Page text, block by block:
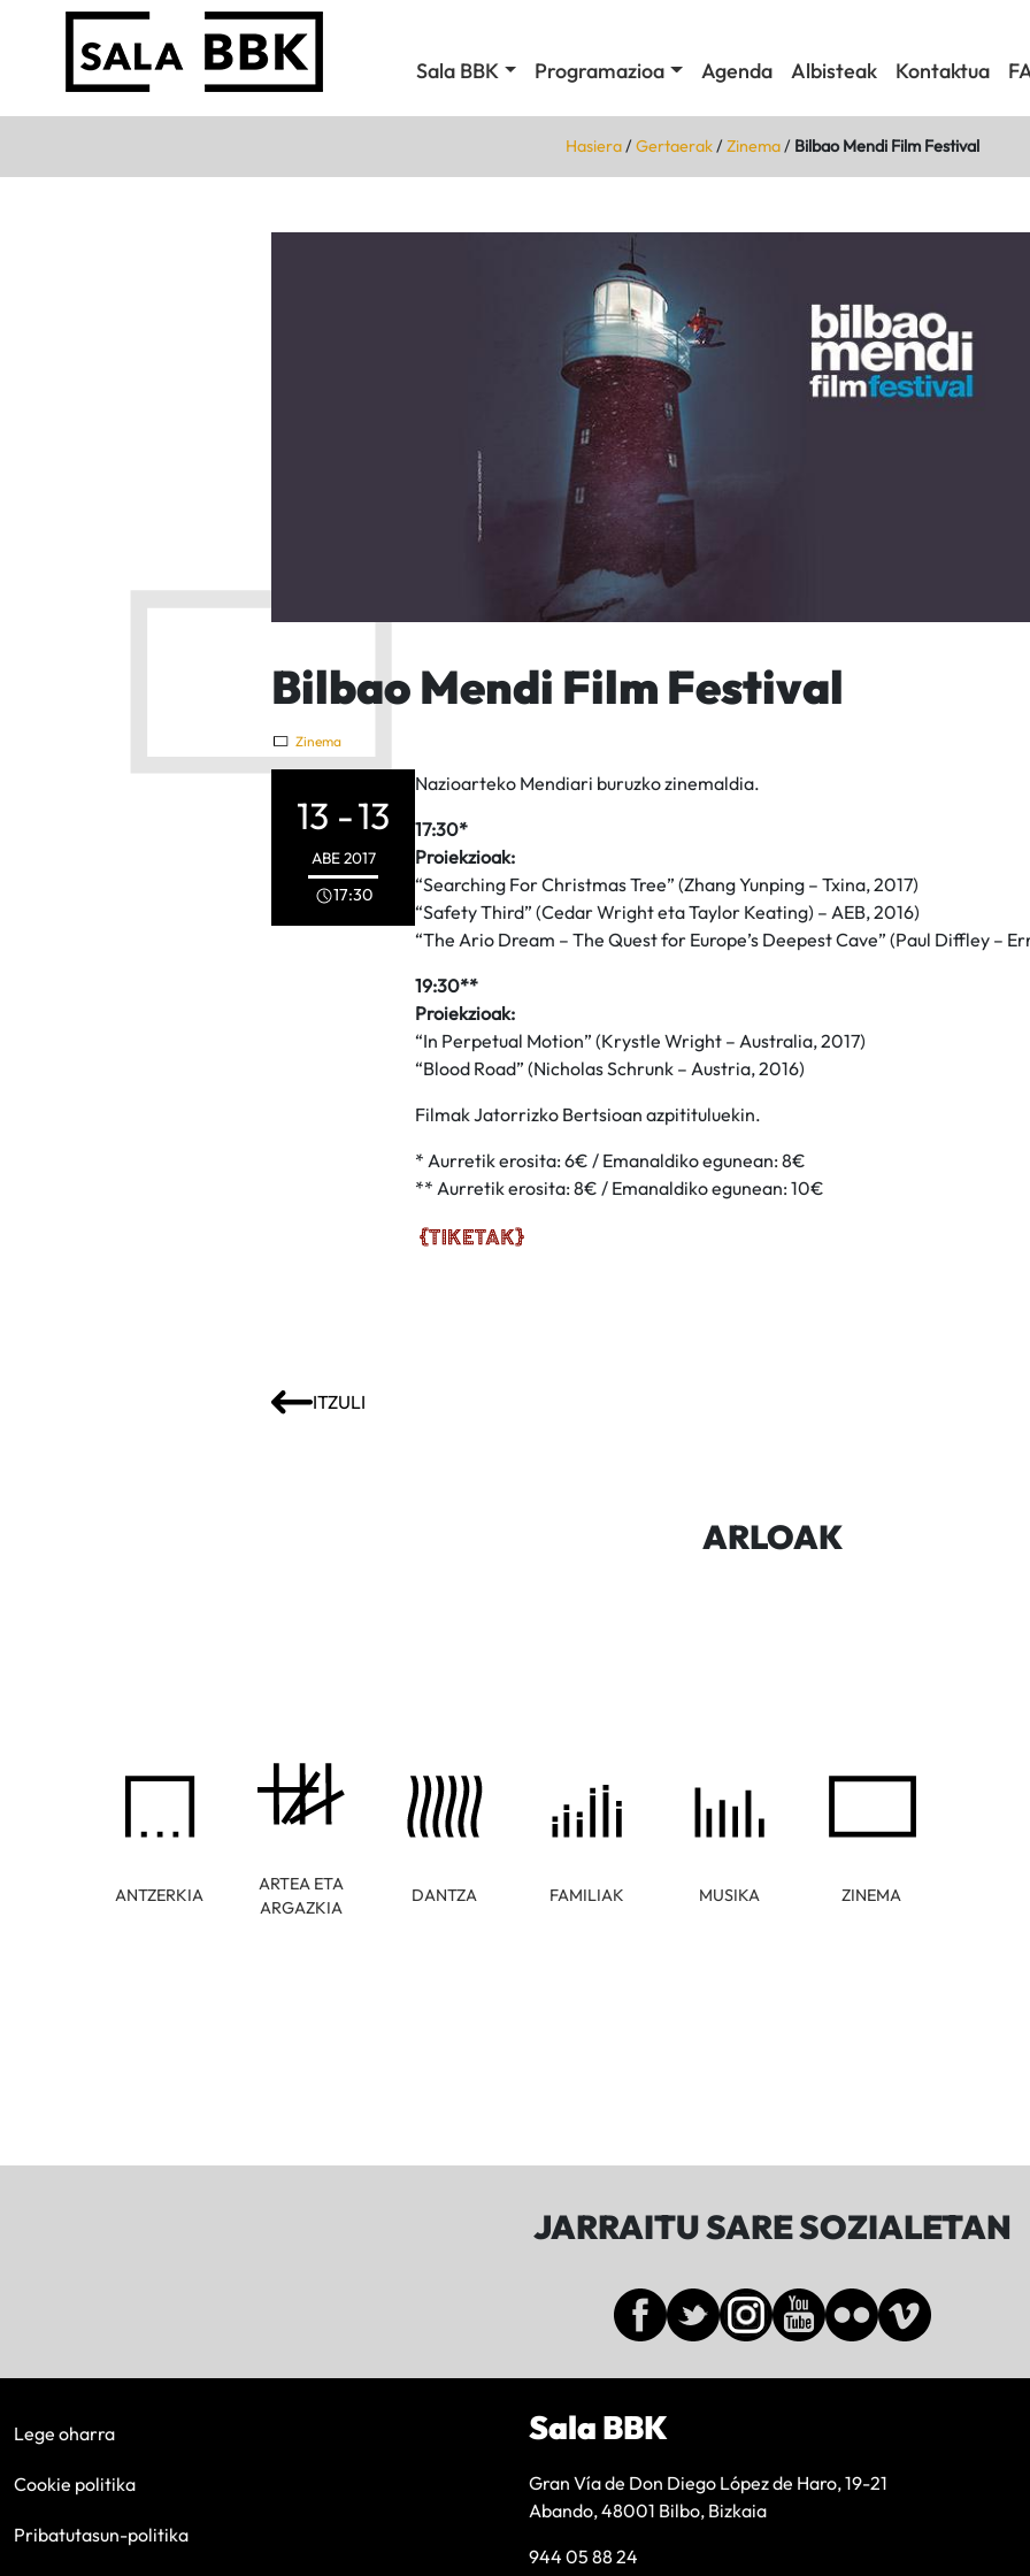
Sala BBK Programazioa Agenda Albisteak Kontaktua
Hasiera/Gertaerak/Zinema/ Bilbao Mendi Film Festival
Bilbao Mendi Film Festival
Zinema
13 -13
ABE2017
17:30
Nazioarteko Mendiari buruzko zinemaldia.
17:30*
Proiekzioak:
“Searching For Christmas Tree” (Zhang Yunping – Txina, 2017)
“Safety Third” (Cedar Wright eta Taylor Keating) – AEB, 2016)
“The Ario Dream – The Quest for Europe’s Deepest Cave” (Paul Diffley –
19:30**
Proiekzioak:
“In Perpetual Motion” (Krystle Wright – Australia, 2017)
“Blood Road” (Nicholas Schrunk – Austria, 2016)
Filmak Jatorrizko Bertsioan azpitituluekin.
* Aurretik erosita: 6€ / Emanaldiko egunean: 8€
** Aurretik erosita: 8€ / Emanaldiko egunean: 10€
ITZULI
ARLOAK
ANTZERKIA
ARTEA ETA
ARGAZKIA
DANTZA FAMILIAK MUSIKA ZINEMA
JARRAITU SARE SOZIALETAN
Lege oharra
Cookie politika
Pribatutasun-politika
Sala BBK
Gran Vía de Don Diego López de Haro, 19-21
Abando, 48001 Bilbo, Bizkaia
944 05 88 24